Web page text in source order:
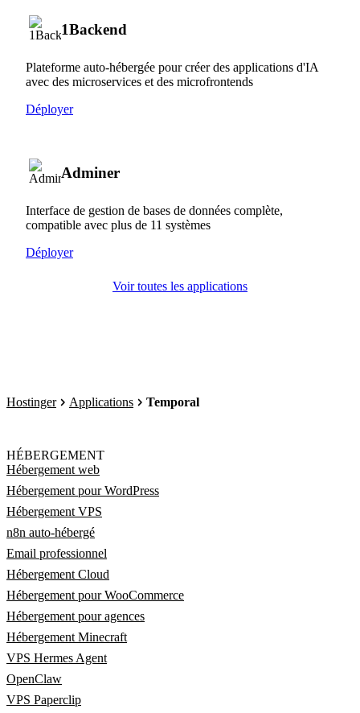
1Backend
Plateforme auto-hébergée pour créer des applications d'IA
avec des microservices et des microfrontends
Déployer
Adminer
Interface de gestion de bases de données complète,
compatible avec plus de 11 systèmes
Déployer
Voir toutes les applications
Hostinger Applications Temporal
HÉBERGEMENT
Hébergement web
Hébergement pour WordPress
Hébergement VPS
n8n auto-hébergé
Email professionnel
Hébergement Cloud
Hébergement pour WooCommerce
Hébergement pour agences
Hébergement Minecraft
VPS Hermes Agent
OpenClaw
VPS Paperclip